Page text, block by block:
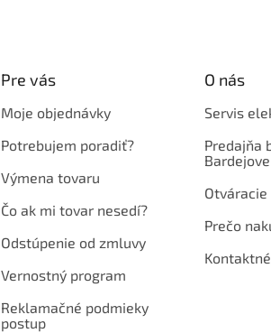
Pre vás
Moje objednávky
Potrebujem poradiť?
Výmena tovaru
Čo ak mi tovar nesedí?
Odstúpenie od zmluvy
Vernostný program
Reklamačné podmieky
postup
O nás
Servis
Predajňa
Bardejove
Otváracie
Prečo